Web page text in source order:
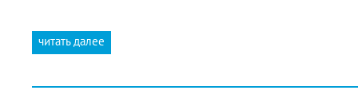
читать далее